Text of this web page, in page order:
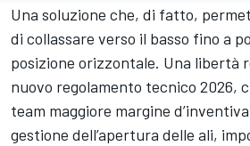
Una soluzione che, di fatto,
di collassare verso il basso fino a
posizione orizzontale. Una libertà
nuovo regolamento tecnico 2026,
team maggiore margine
gestione dell’apertura delle ali,